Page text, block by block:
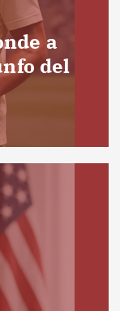
a
del